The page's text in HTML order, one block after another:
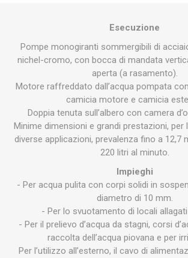
Esecuzione
Pompe monogiranti sommergibili di
nichel-cromo, con bocca di mandata
aperta (a rasamento).
Motore raffreddato dallʼacqua pompata
camicia motore e camicia
Doppia tenuta sull’albero con camera
Minime dimensioni e grandi prestazioni, per
diverse applicazioni, prevalenza fino a 12,7
220 litri al minuto.
Impieghi
- Per acqua pulita con corpi solidi in
diametro di 10 mm.
- Per lo svuotamento di locali
- Per il prelievo d’acqua da stagni, corsi
raccolta dell’acqua piovana e per
Per l’utilizzo all’esterno, il cavo di